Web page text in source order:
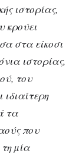
ιστορίας,
κρούει
στα είκοσι
ιστορίας,
του
τα
που
µία